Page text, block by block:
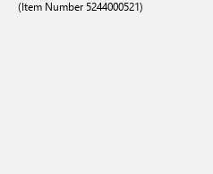
(Item Number 5244000521)